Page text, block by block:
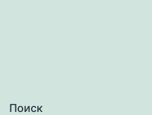
Поиск